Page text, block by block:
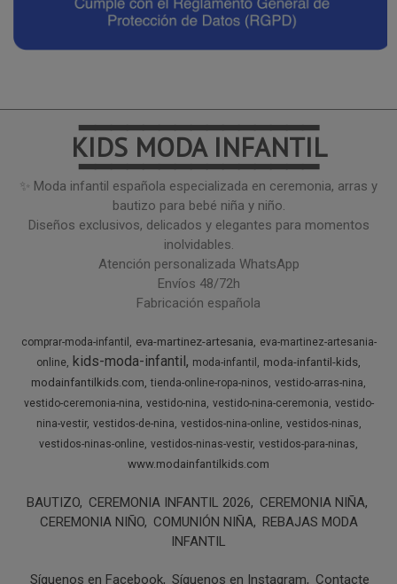
━━━━━━━━━━━━━━━
KIDS MODA INFANTIL
━━━━━━━━━━━━━━━
✨ Moda infantil española especializada en ceremonia, arras y
bautizo para bebé niña y niño.
Diseños exclusivos, delicados y elegantes para momentos
inolvidables.
Atención personalizada WhatsApp
Envíos 48/72h
Fabricación española
comprar-moda-infantil eva-martinez-artesania
eva-martinez-artesania-
online kids-moda-infantil moda-infantil
moda-infantil-kids
modainfantilkids.com tienda-online-ropa-ninos vestido-arras-nina
vestido-ceremonia-nina vestido-nina vestido-nina-ceremonia vestido-
nina-vestir vestidos-de-nina vestidos-nina-online vestidos-ninas
vestidos-ninas-online vestidos-ninas-vestir vestidos-para-ninas
www.modainfantilkids.com
BAUTIZO CEREMONIA INFANTIL 2026
CEREMONIA NIÑA
CEREMONIA NIÑO COMUNIÓN NIÑA REBAJAS MODA
INFANTIL
Síguenos en Facebook Síguenos en Instagram Contacte